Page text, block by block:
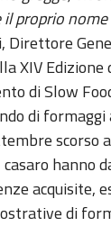
proprio
Direttore
XIV Edizione
di Slow
di
scorso
casaro hanno
acquisite,
di